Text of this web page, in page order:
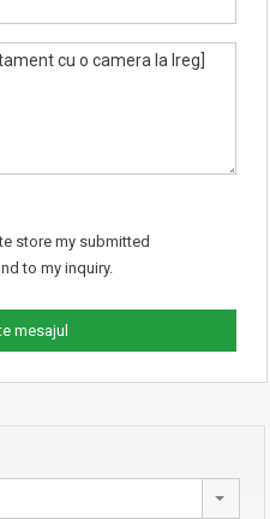
store my submitted
to my inquiry.
mesajul